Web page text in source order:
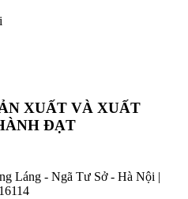
XUẤT VÀ XUẤT
ĐẠT
Láng - Ngã Tư Sở - Hà Nội |